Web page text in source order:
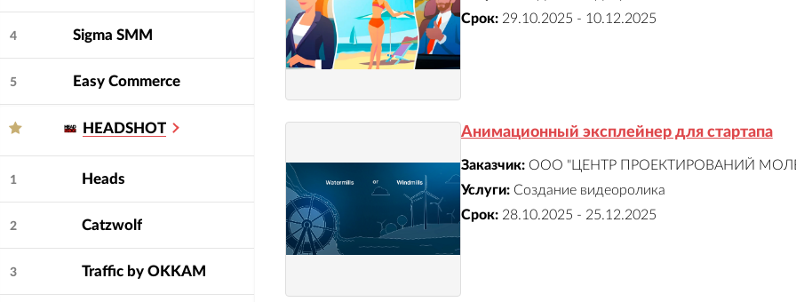
4 Sigma SMM
5 Easy Commerce
HEADSHOT
1 Heads
2 Catzwolf
3 Traffic by OKKAM
Срок: 29.10.2025 - 10.12.2025
Анимационный эксплейнер для стартапа
Заказчик: ООО "ЦЕНТР ПРОЕКТИРОВАНИЙ
Услуги: Создание видеоролика
Срок: 28.10.2025 - 25.12.2025